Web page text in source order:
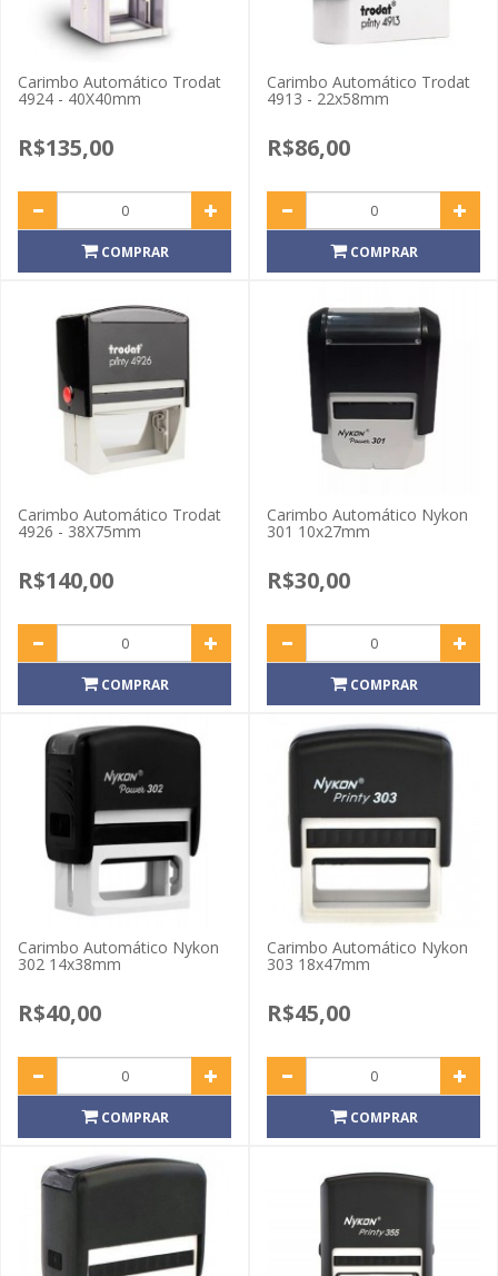
Carimbo Automático Trodat
4924 - 40X40mm
R$135,00
COMPRAR
Carimbo Automático Trodat
4913 - 22x58mm
R$86,00
COMPRAR
Carimbo Automático Trodat
4926 - 38X75mm
R$140,00
COMPRAR
Carimbo Automático Nykon
301 10x27mm
R$30,00
COMPRAR
Carimbo Automático Nykon
302 14x38mm
R$40,00
COMPRAR
Carimbo Automático Nykon
303 18x47mm
R$45,00
COMPRAR